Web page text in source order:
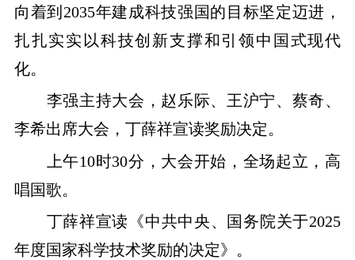
向着到2035年建成科技强国的目标坚定迈进，
扎扎实实以科技创新支撑和引领中国式现代
化。
李强主持大会，赵乐际、王沪宁、蔡奇、
李希出席大会，丁薛祥宣读奖励决定。
上午10时30分，大会开始，全场起立，高
唱国歌。
丁薛祥宣读《中共中央、国务院关于2025
年度国家科学技术奖励的决定》。